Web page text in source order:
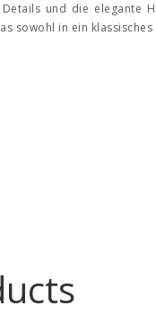
und die elegante
sowohl in ein